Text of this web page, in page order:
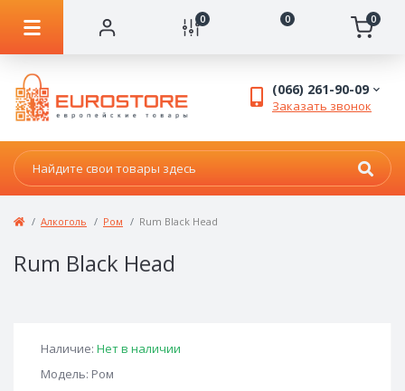
0 0 0
(066) 261-90-09
Заказать звонок
Алкоголь Ром Rum Black Head
Rum Black Head
Наличие: Нет в наличии
Модель: Ром